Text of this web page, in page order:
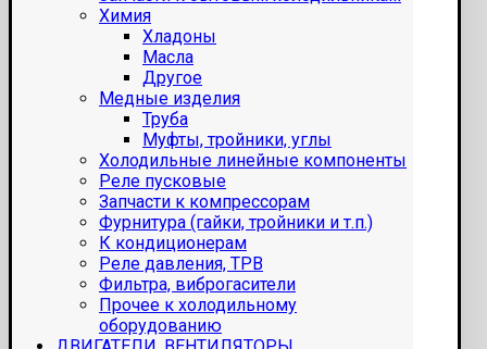
Химия
Хладоны
Масла
Другое
Медные изделия
Труба
Муфты, тройники, углы
Холодильные линейные компоненты
Реле пусковые
Запчасти к компрессорам
Фурнитура (гайки, тройники и т.п.)
К кондиционерам
Реле давления, ТРВ
Фильтра, виброгасители
Прочее к холодильному
оборудованию